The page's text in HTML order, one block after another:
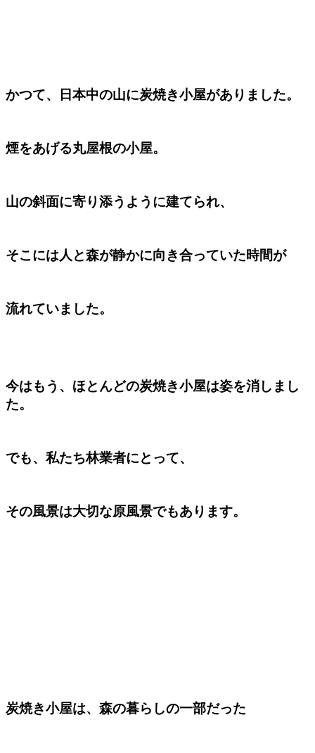
かつて、日本中の山に炭焼き小屋がありました。
煙をあげる丸屋根の小屋。
山の斜面に寄り添うように建てられ、
そこには人と森が静かに向き合っていた時間が
流れていました。
今はもう、ほとんどの炭焼き小屋は姿を消しまし
た。
でも、私たち林業者にとって、
その風景は大切な原風景でもあります。
炭焼き小屋は、森の暮らしの一部だった